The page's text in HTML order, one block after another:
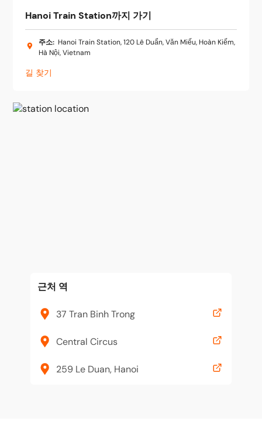
Hanoi Train Station까지 가기
주소: Hanoi Train Station, 120 Lê Duẩn, Văn Miếu, Hoàn Kiếm,
Hà Nội, Vietnam
길 찾기
근처 역
37 Tran Binh Trong
Central Circus
259 Le Duan, Hanoi